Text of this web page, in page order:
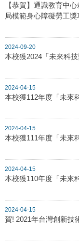
【恭賀】通識教育中
局模範身心障礙勞工獎
2024-09-20
本校獲2024「未來科
2024-04-15
本校獲112年度「未來
2024-04-15
本校獲111年度「未來
2024-04-15
本校獲110年度「未來
2024-04-15
賀! 2021年台灣創新技